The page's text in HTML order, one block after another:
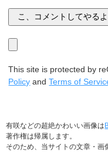
This site is protected by
Policy andTerms of
有咲などの超絶かわいい画像は
著作権は帰属します。
そのため、当サイトの文章・画